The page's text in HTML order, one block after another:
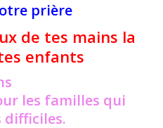
prière
de tes mains la
enfants
te prions
qui
difficiles.